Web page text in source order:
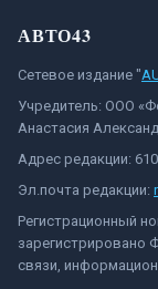
АВТО43
Сетевое издание "
Учредитель: ООО
Анастасия
Адрес редакции:
Эл.почта редакции:
Регистрационный
зарегистрировано
связи,